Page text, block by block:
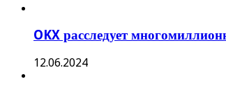
OKX расследует
12.06.2024